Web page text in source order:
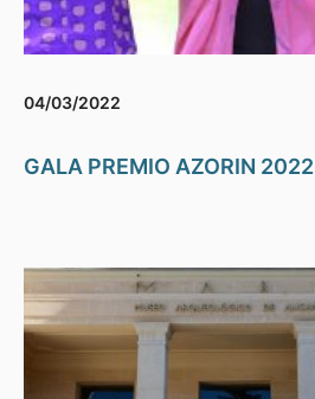
04/03/2022
GALA PREMIO AZORIN 2022